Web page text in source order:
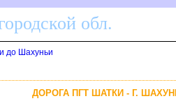
обл.
до Шахуньи
ДОРОГА ПГТ ШАТКИ - Г.